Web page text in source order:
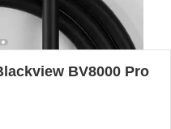
BV8000 Pro